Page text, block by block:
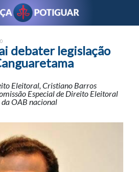
debater legislação
Eleitoral, Cristiano Barros
Especial de Direito Eleitoral
da OAB nacional